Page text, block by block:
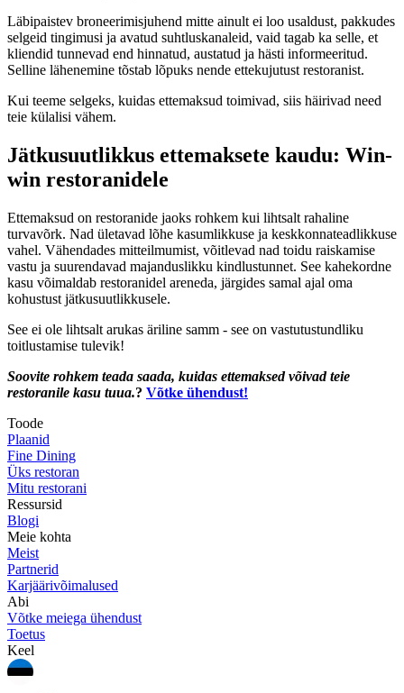
Läbipaistev broneerimisjuhend mitte ainult ei loo usaldust, pakkudes
selgeid tingimusi ja avatud suhtluskanaleid, vaid tagab ka selle, et
kliendid tunnevad end hinnatud, austatud ja hästi informeeritud.
Selline lähenemine tõstab lõpuks nende ettekujutust restoranist.
Kui teeme selgeks, kuidas ettemaksud toimivad, siis häirivad need
teie külalisi vähem.
Jätkusuutlikkus ettemaksete kaudu: Win-
win restoranidele
Ettemaksud on restoranide jaoks rohkem kui lihtsalt rahaline
turvavõrk. Nad ületavad lõhe kasumlikkuse ja keskkonnateadlikkuse
vahel. Vähendades mitteilmumist, võitlevad nad toidu raiskamise
vastu ja suurendavad majanduslikku kindlustunnet. See kahekordne
kasu võimaldab restoranidel areneda, järgides samal ajal oma
kohustust jätkusuutlikkusele.
See ei ole lihtsalt arukas äriline samm - see on vastutustundliku
toitlustamise tulevik!
Soovite rohkem teada saada, kuidas ettemaksed võivad teie
restoranile kasu tuua.? Võtke ühendust!
Toode
Plaanid
Fine Dining
Üks restoran
Mitu restorani
Ressursid
Blogi
Meie kohta
Meist
Partnerid
Karjäärivõimalused
Abi
Võtke meiega ühendust
Toetus
Keel